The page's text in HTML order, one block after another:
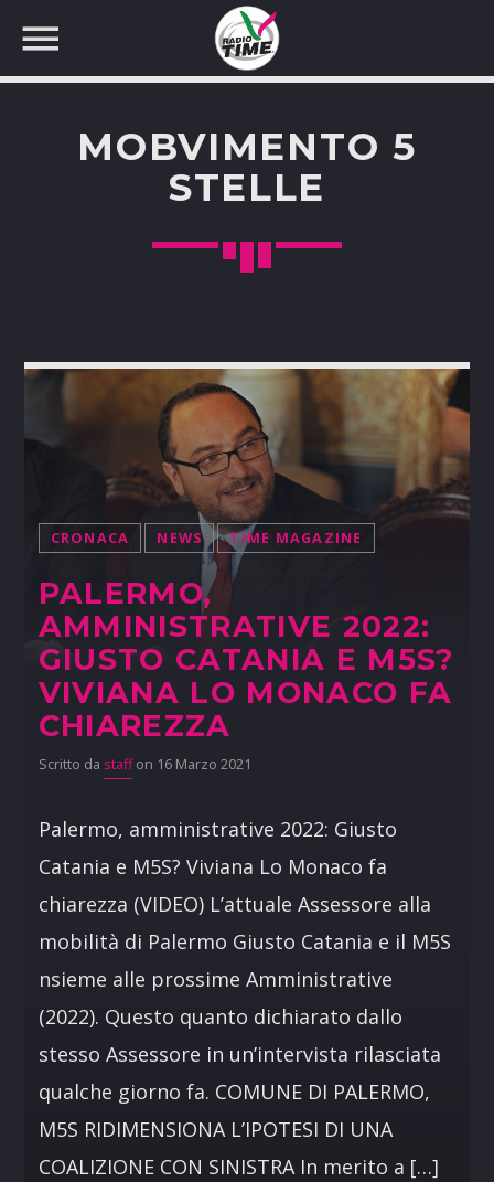
CERCA NEL SITO WEB:
MOBVIMENTO 5
STELLE
CRONACA NEWS TIME MAGAZINE
PALERMO,
AMMINISTRATIVE 2022:
GIUSTO CATANIA E M5S?
VIVIANA LO MONACO FA
CHIAREZZA
Scritto da staffon 16 Marzo 2021
Palermo, amministrative 2022: Giusto
Catania e M5S? Viviana Lo Monaco fa
chiarezza (VIDEO) L’attuale Assessore alla
mobilità di Palermo Giusto Catania e il M5S
nsieme alle prossime Amministrative
(2022). Questo quanto dichiarato dallo
stesso Assessore in un’intervista rilasciata
qualche giorno fa. COMUNE DI PALERMO,
M5S RIDIMENSIONA L’IPOTESI DI UNA
COALIZIONE CON SINISTRA In merito a […]